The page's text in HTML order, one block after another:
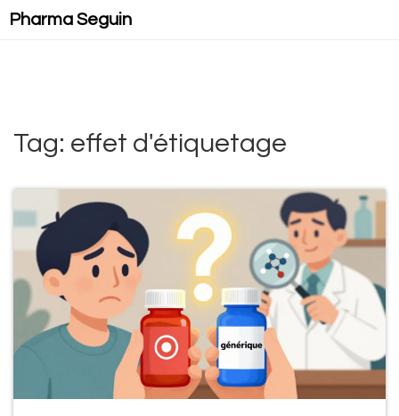
Pharma Seguin
Tag: effet d'étiquetage